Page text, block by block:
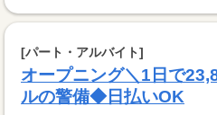
[パート・アルバイト]
オープニング＼1日で
ルの警備◆日払いOK